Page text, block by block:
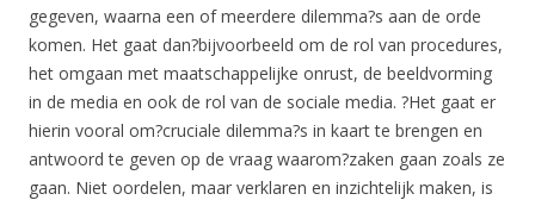
gegeven, waarna een of meerdere dilemma?s aan de orde
komen. Het gaat dan?bijvoorbeeld om de rol van procedures,
het omgaan met maatschappelijke onrust, de beeldvorming
in de media en ook de rol van de sociale media. ?Het gaat er
hierin vooral om?cruciale dilemma?s in kaart te brengen en
antwoord te geven op de vraag waarom?zaken gaan zoals ze
gaan. Niet oordelen, maar verklaren en inzichtelijk maken, is